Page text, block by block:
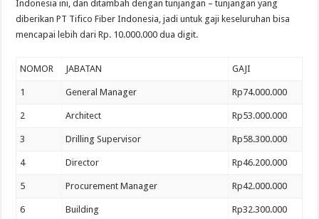
Indonesia ini, dan ditambah dengan tunjangan – tunjangan yang
diberikan PT Tifico Fiber Indonesia, jadi untuk gaji keseluruhan bisa
mencapai lebih dari Rp. 10.000.000 dua digit.
NOMOR JABATAN GAJI
1 General Manager Rp74.000.000
2 Architect Rp53.000.000
3 Drilling Supervisor Rp58.300.000
4 Director Rp46.200.000
5 Procurement Manager Rp42.000.000
6 Building Rp32.300.000